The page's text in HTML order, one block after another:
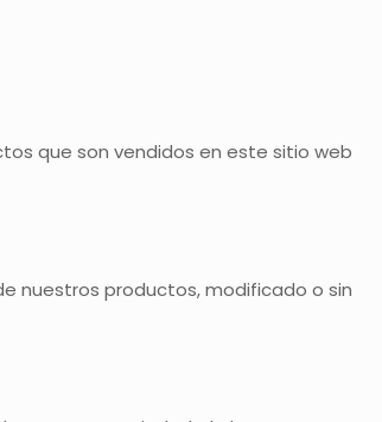
que son vendidos en este sitio web
nuestros productos, modificado o sin